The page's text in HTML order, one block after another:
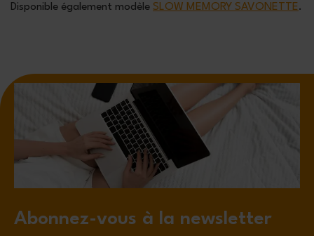
Disponible également modèle SLOW MEMORY SAVONETTE.
Abonnez-vous à la newsletter